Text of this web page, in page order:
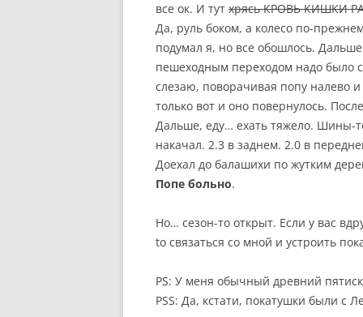
все ок. И тут хрясь КРОВЬ КИШКИ
Да, руль боком, а колесо по-
подумал я, но все обошлось.
пешеходным переходом надо было
слезаю, поворачивая попу налево
только вот и оно повернулось.
Дальше, еду… ехать тяжело. Шины-
накачал. 2.3 в заднем. 2.0 в
Доехал до балашихи по жутким
Попе больно.
Но… сезон-то открыт. Если у вас
to связаться со мной и устроить
PS: У меня обычный древний
PSS: Да, кстати, покатушки были с